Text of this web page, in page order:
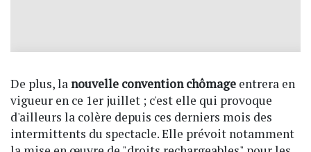
De plus, lanouvelle convention chômage entrera en
vigueur en ce 1er juillet ; c'est elle qui provoque
d'ailleurs la colère depuis ces derniers mois des
intermittents du spectacle. Elle prévoit notamment